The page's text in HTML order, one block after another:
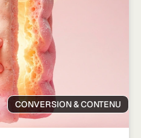
CONVERSION & CONTENU